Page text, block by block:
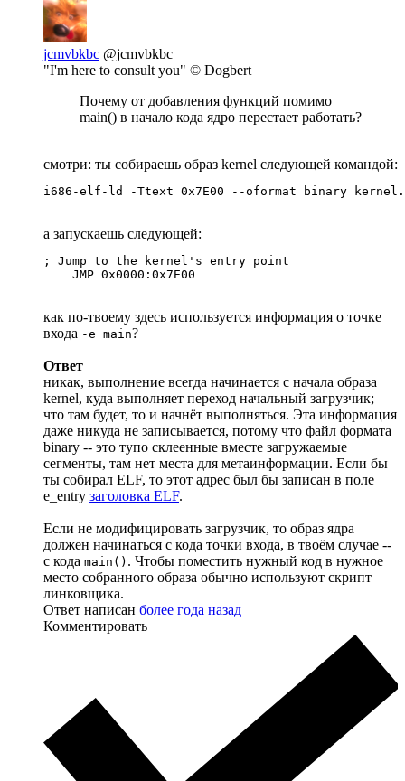
jcmvbkbc @jcmvbkbc
"I'm here to consult you" © Dogbert
Почему от добавления функций помимо
main() в начало кода ядро перестает работать?
смотри: ты собираешь образ kernel следующей командой:
i686-elf-ld -Ttext 0x7E00 --oformat binary
а запускаешь следующей:
; Jump to the kernel's entry point
    JMP 0x0000:0x7E00
как по-твоему здесь используется информация о точке
входа -e main?
Ответ
никак, выполнение всегда начинается с начала образа
kernel, куда выполняет переход начальный загрузчик;
что там будет, то и начнёт выполняться. Эта информация
даже никуда не записывается, потому что файл формата
binary -- это тупо склеенные вместе загружаемые
сегменты, там нет места для метаинформации. Если бы
ты собирал ELF, то этот адрес был бы записан в поле
e_entry заголовка ELF.
Если не модифицировать загрузчик, то образ ядра
должен начинаться с кода точки входа, в твоём случае --
с кода main() . Чтобы поместить нужный код в нужное
место собранного образа обычно используют скрипт
линковщика.
Ответ написан более года назад
Комментировать